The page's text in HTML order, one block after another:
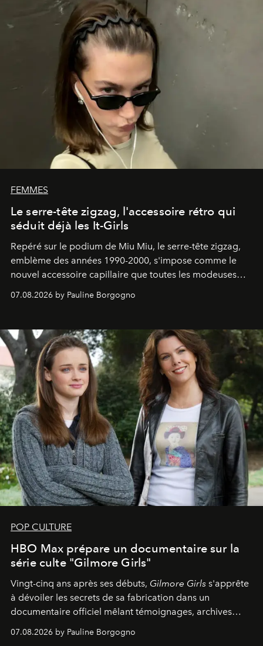
FEMMES
Le serre-tête zigzag, l'accessoire rétro qui
séduit déjà les It-Girls
Repéré sur le podium de Miu Miu, le serre-tête zigzag,
emblème des années 1990-2000, s'impose comme le
nouvel accessoire capillaire que toutes les modeuses
s'arrachent déjà.
07.08.2026 by Pauline Borgogno
POP CULTURE
HBO Max prépare un documentaire sur la
série culte "Gilmore Girls"
Vingt-cinq ans après ses débuts, Gilmore Girls s'apprête
à dévoiler les secrets de sa fabrication dans un
documentaire officiel mêlant témoignages, archives
inédites et plongée dans les coulisses d'un phénomène
générationnel.
07.08.2026 by Pauline Borgogno